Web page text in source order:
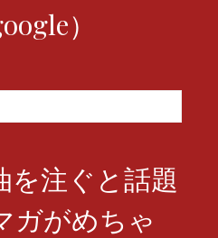
）
を注ぐと話題
ガがめちゃ